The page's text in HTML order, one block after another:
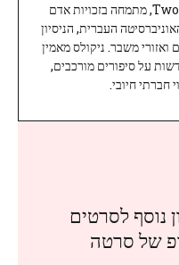
ניקולס, עיתונאי ותיק ומוערך ב-Twoday, מתמחה בזכויות אדם
העברית, הניסיון
משבר. ניקולס מאמין
על סיפורים מורכבים,
חברתי חיובי.
נוסף לסרטים
של סרטה